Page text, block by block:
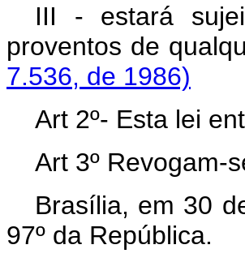
III - estará
proventos de
7.536, de 1986)
Art 2º- Esta lei
Art 3º Revogam-
Brasília, em 30
97º da República.